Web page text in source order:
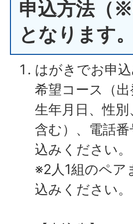
申込方法（
となります。
はがきでお申
希望コース（
生年月日、性
含む）、電話
込みください。
※2人1組のペア
込みください。